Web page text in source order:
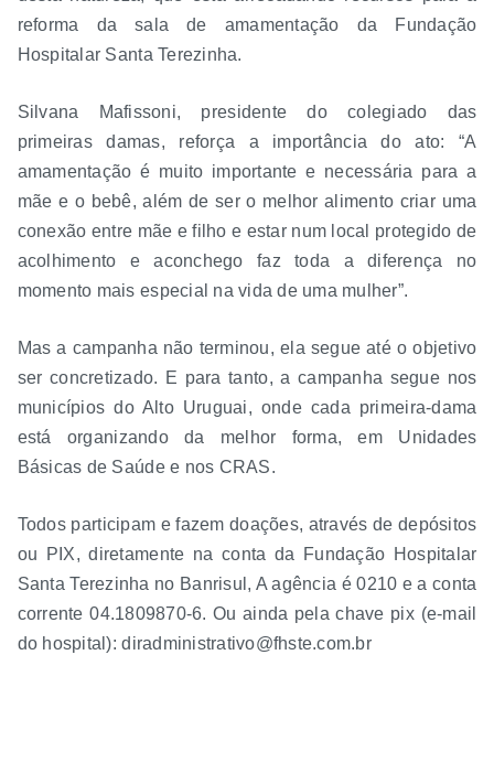
reforma da sala de amamentação da Fundação
Hospitalar Santa Terezinha.
Silvana Mafissoni, presidente do colegiado das
primeiras damas, reforça a importância do ato: “A
amamentação é muito importante e necessária para a
mãe e o bebê, além de ser o melhor alimento criar uma
conexão entre mãe e filho e estar num local protegido de
acolhimento e aconchego faz toda a diferença no
momento mais especial na vida de uma mulher”.
Mas a campanha não terminou, ela segue até o objetivo
ser concretizado. E para tanto, a campanha segue nos
municípios do Alto Uruguai, onde cada primeira-dama
está organizando da melhor forma, em Unidades
Básicas de Saúde e nos CRAS.
Todos participam e fazem doações, através de depósitos
ou PIX, diretamente na conta da Fundação Hospitalar
Santa Terezinha no Banrisul, A agência é 0210 e a conta
corrente 04.1809870-6. Ou ainda pela chave pix (e-mail
do hospital): diradministrativo@fhste.com.br